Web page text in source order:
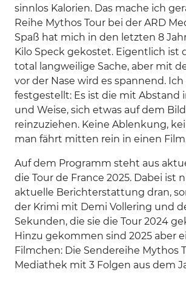
sinnlos Kalorien. Das mache ich
Reihe Mythos Tour bei der ARD
Spaß hat mich in den letzten 8
Kilo Speck gekostet. Eigentlich ist
total langweilige Sache, aber mit
vor der Nase wird es spannend. Ich
festgestellt: Es ist die mit Abstand
und Weise, sich etwas auf dem
reinzuziehen. Keine Ablenkung,
man fährt mitten rein in einen
Auf dem Programm steht aus
die Tour de France 2025. Dabei ist
aktuelle Berichterstattung dran,
der Krimi mit Demi Vollering und
Sekunden, die sie die Tour 2024
Hinzu gekommen sind 2025 aber
Filmchen: Die Sendereihe Mythos
Mediathek mit 3 Folgen aus dem